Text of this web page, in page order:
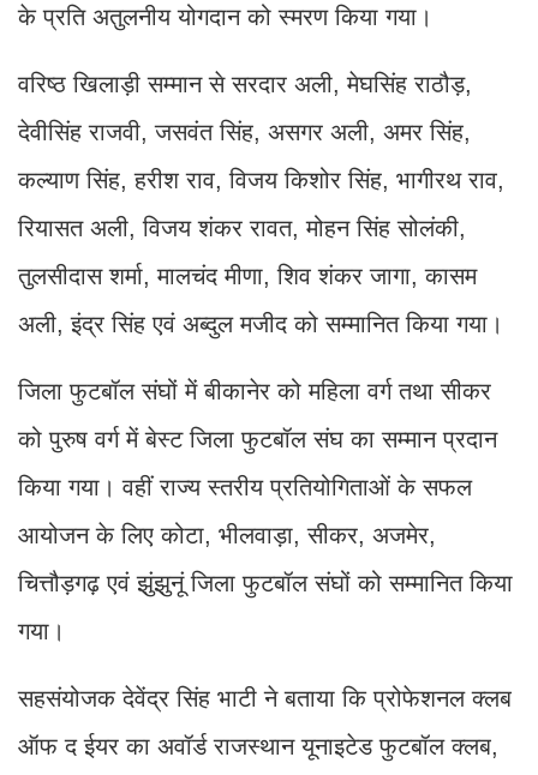
के प्रति अतुलनीय योगदान को स्मरण किया गया।
वरिष्ठ खिलाड़ी सम्मान से सरदार अली, मेघसिंह राठौड़,
देवीसिंह राजवी, जसवंत सिंह, असगर अली, अमर सिंह,
कल्याण सिंह, हरीश राव, विजय किशोर सिंह, भागीरथ राव,
रियासत अली, विजय शंकर रावत, मोहन सिंह सोलंकी,
तुलसीदास शर्मा, मालचंद मीणा, शिव शंकर जागा, कासम
अली, इंद्र सिंह एवं अब्दुल मजीद को सम्मानित किया गया।
जिला फुटबॉल संघों में बीकानेर को महिला वर्ग तथा सीकर
को पुरुष वर्ग में बेस्ट जिला फुटबॉल संघ का सम्मान प्रदान
किया गया। वहीं राज्य स्तरीय प्रतियोगिताओं के सफल
आयोजन के लिए कोटा, भीलवाड़ा, सीकर, अजमेर,
चित्तौड़गढ़ एवं झुंझुनूं जिला फुटबॉल संघों को सम्मानित किया
गया।
सहसंयोजक देवेंद्र सिंह भाटी ने बताया कि प्रोफेशनल क्लब
ऑफ द ईयर का अवॉर्ड राजस्थान यूनाइटेड फुटबॉल क्लब,